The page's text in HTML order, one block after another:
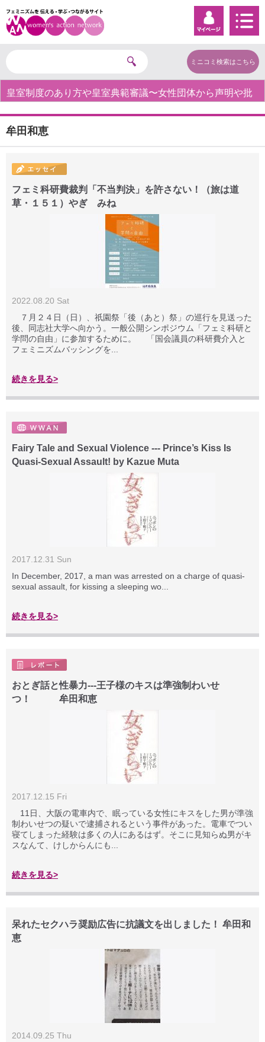
ミニコミ検索はこちら
皇室制度のあり方や皇室典範審議〜女性団体から声明や批
牟田和恵
フェミ科研費裁判「不当判決」を許さない！（旅は道
草・１５１）やぎ みね
2022.08.20 Sat
７月２４日（日）、祇園祭「後（あと）祭」の巡行を見送った
後、同志社大学へ向かう。一般公開シンポジウム「フェミ科研と
学問の自由」に参加するために。 「国会議員の科研費介入と
フェミニズムバッシングを...
続きを見る>
Fairy Tale and Sexual Violence --- Prince’s Kiss Is
Quasi-Sexual Assault! by Kazue Muta
2017.12.31 Sun
In December, 2017, a man was arrested on a charge of quasi-
sexual assault, for kissing a sleeping wo...
続きを見る>
おとぎ話と性暴力---王子様のキスは準強制わいせ
つ！ 牟田和恵
2017.12.15 Fri
11日、大阪の電車内で、眠っている女性にキスをした男が準強
制わいせつの疑いで逮捕されるという事件があった。電車でつい
寝てしまった経験は多くの人にあるはず。そこに見知らぬ男がキ
スなんて、けしからんにも...
続きを見る>
呆れたセクハラ奨励広告に抗議文を出しました！ 牟田和
恵
2014.09.25 Thu